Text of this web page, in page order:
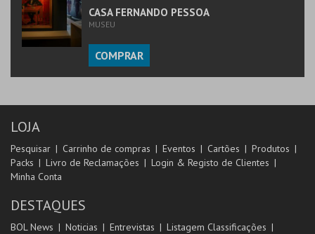
CASA FERNANDO PESSOA
MUSEU
COMPRAR
LOJA
Pesquisar Carrinho de compras Eventos Cartões
Produtos
Packs
Livro de Reclamações
Login & Registo de Clientes
Minha Conta
DESTAQUES
BOL News Noticias Entrevistas
Listagem Classificações